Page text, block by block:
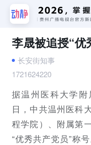
李晟被追授“优
长安街知事
1721624220
据温州医科大学
日，中共温州医科
程学院）、附属第
“优秀共产党员”称号